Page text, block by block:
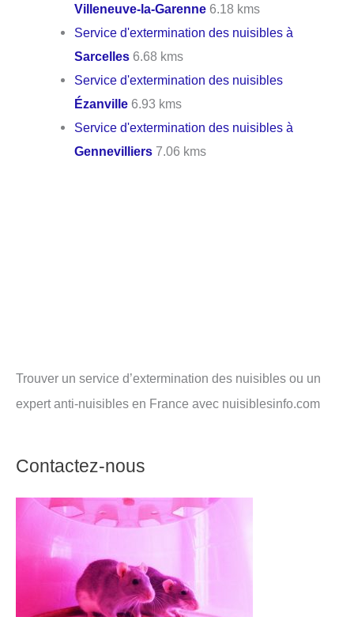
Villeneuve-la-Garenne 6.18 kms
Service d'extermination des nuisibles à
Sarcelles 6.68 kms
Service d'extermination des nuisibles
Ézanville 6.93 kms
Service d'extermination des nuisibles à
Gennevilliers 7.06 kms
Trouver un service d’extermination des nuisibles ou un
expert anti-nuisibles en France avec nuisiblesinfo.com
Contactez-nous